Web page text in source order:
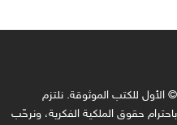
© الأول للكتب الموثوقة. نلتزم
باحترام حقوق الملكية الفكرية، ونرحّب